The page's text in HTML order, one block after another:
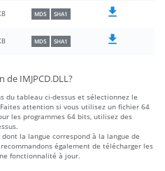
MD5 SHA1
MD5 SHA1
IMJPCD.DLL?
du tableau ci-dessus et sélectionnez le
attention si vous utilisez un fichier 64
les programmes 64 bits, utilisez des
la langue correspond à la langue de
également de télécharger les
fonctionnalité à jour.